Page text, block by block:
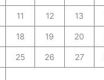
11 12 13
18 19 20
25 26 27